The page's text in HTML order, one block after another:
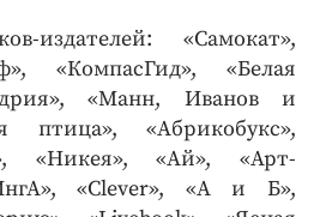
издателей: «Самокат»,
«КомпасГид», «Белая
«Манн, Иванов и
птица», «Абрикобукс»,
«Никея», «Ай», «Арт-
«Clever», «А и Б»,